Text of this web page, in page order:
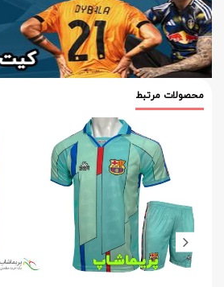
محصولات مرتبط